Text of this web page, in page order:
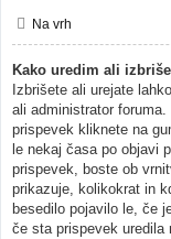
Na vrh
Kako uredim ali
Izbrišete ali urejate
ali administrator
prispevek kliknete na
le nekaj časa po objavi
prispevek, boste ob
prikazuje, kolikokrat in
besedilo pojavilo le, če
če sta prispevek uredila